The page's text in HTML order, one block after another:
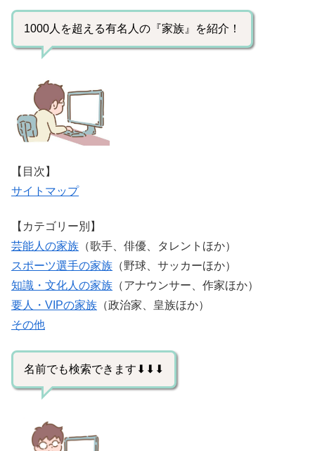
1000人を超える有名人の『家族』を紹介！
【目次】
サイトマップ
【カテゴリー別】
芸能人の家族 （歌手、俳優、タレントほか）
スポーツ選手の家族 （野球、サッカーほか）
知識・文化人の家族 （アナウンサー、作家ほか）
要人・VIPの家族 （政治家、皇族ほか）
その他
名前でも検索できます⬇⬇⬇